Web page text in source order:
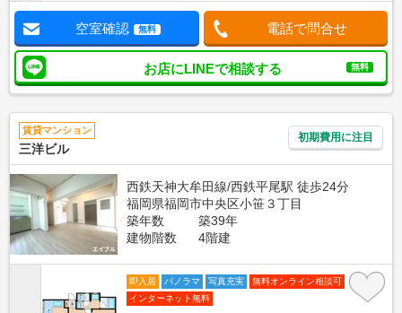
空室確認 無料 電話で問合せ
お店にLINEで相談する 無料
賃貸マンション
三洋ビル
初期費用に注目
西鉄天神大牟田線/西鉄平尾駅 徒歩24分
福岡県福岡市中央区小笹３丁目
築年数
築39年
建物階数
4階建
即入居 パノラマ 写真充実
無料オンライン相談可
インターネット無料